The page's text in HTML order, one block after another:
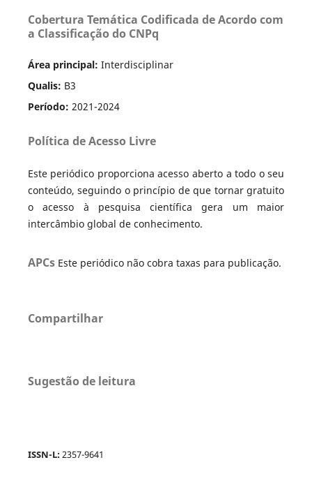
Cobertura Temática Codificada de Acordo com
a Classificação do CNPq
Área principal: Interdisciplinar
Qualis: B3
Período: 2021-2024
Política de Acesso Livre
Este periódico proporciona acesso aberto a todo o seu
conteúdo, seguindo o princípio de que tornar gratuito
o acesso à pesquisa científica gera um maior
intercâmbio global de conhecimento.
APCs Este periódico não cobra taxas para publicação.
Compartilhar
Sugestão de leitura
ISSN-L:2357-9641